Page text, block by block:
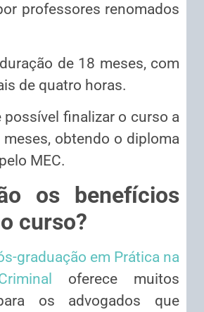
professores renomados
de 18 meses, com
de quatro horas.
possível finalizar o curso a
obtendo o diploma
MEC.
os benefícios
curso?
graduação em Prática na
oferece muitos
os advogados que